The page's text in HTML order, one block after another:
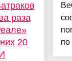
раза
20
по